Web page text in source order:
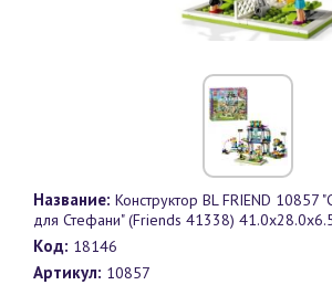
Название: Конструктор BL FRIEND 10857
для Стефани" (Friends 41338)
Код: 18146
Артикул: 10857